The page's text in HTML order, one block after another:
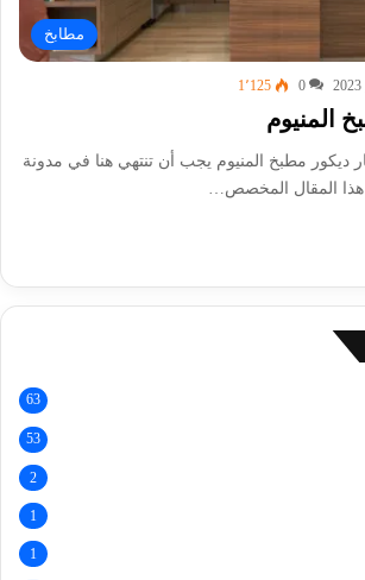
مطابخ
0 1٬125
المنيوم
ديكور مطبخ المنيوم يجب أن تنتهي هنا في مدونة
المقال المخصص…
63
53
2
1
1